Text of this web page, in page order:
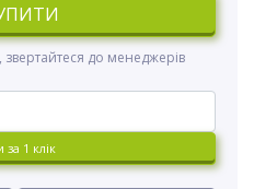
звертайтеся до менеджерів
за 1 клiк